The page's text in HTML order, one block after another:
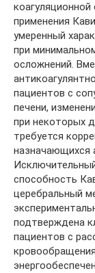
применения
умеренный
при
осложнений.
пациентов с
печени,
при некоторых
требуется
назначающихся
способность
церебральный
подтверждена
пациентов с